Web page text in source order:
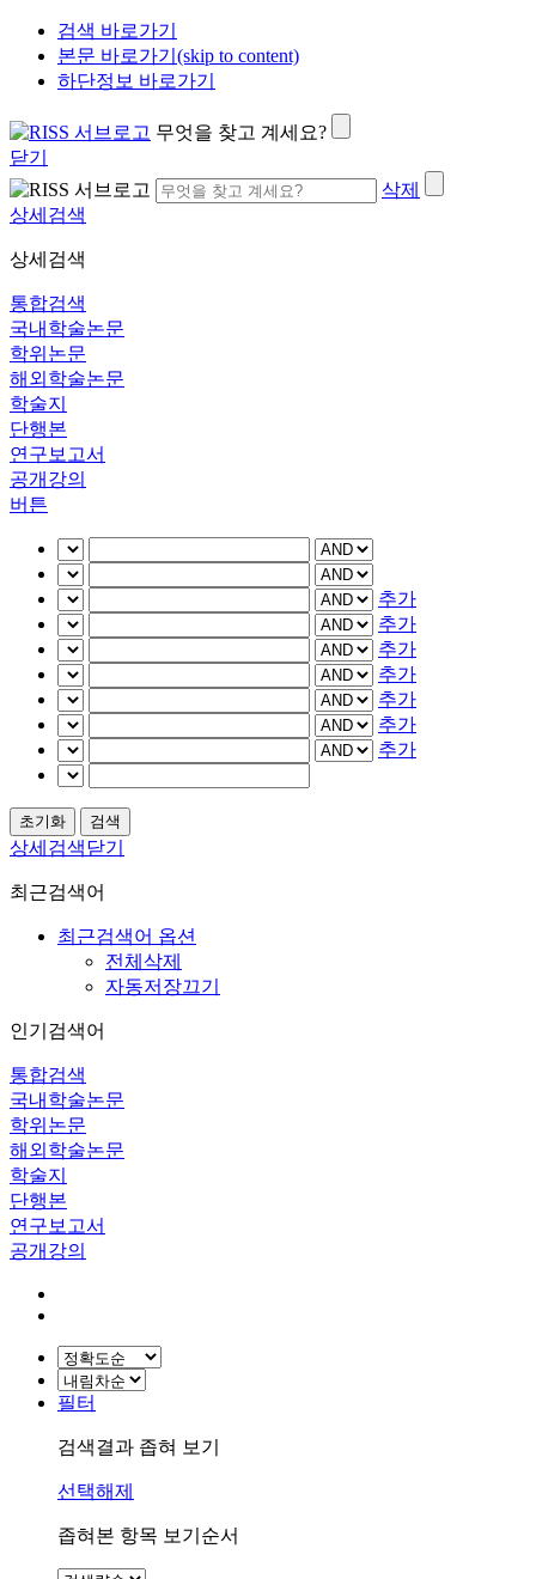
검색 바로가기
본문 바로가기(skip to content)
하단정보 바로가기
무엇을 찾고 계세요?
닫기
삭제
상세검색
상세검색
통합검색
국내학술논문
학위논문
해외학술논문
학술지
단행본
연구보고서
공개강의
버튼
추가
추가
추가
추가
추가
추가
추가
상세검색닫기
최근검색어
최근검색어 옵션
전체삭제
자동저장끄기
인기검색어
통합검색
국내학술논문
학위논문
해외학술논문
학술지
단행본
연구보고서
공개강의
필터
검색결과 좁혀 보기
선택해제
좁혀본 항목 보기순서